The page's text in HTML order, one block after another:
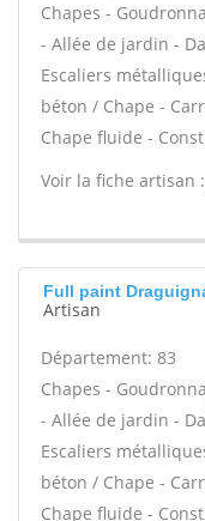
Chapes -
- Allée de jardin -
Escaliers
béton / Chape -
Chape fluide -
Voir la fiche artisan :
Full paint
Artisan
Département: 83
Chapes -
- Allée de jardin -
Escaliers
béton / Chape -
Chape fluide -